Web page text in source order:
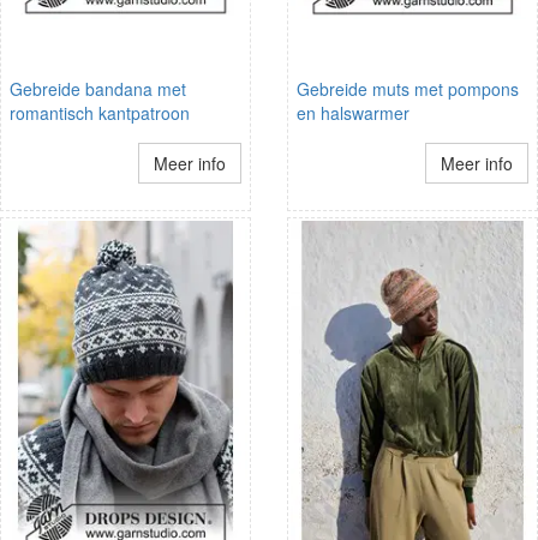
Gebreide bandana met
romantisch kantpatroon
Meer info
Gebreide muts met pompons
en halswarmer
Meer info